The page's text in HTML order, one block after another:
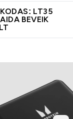
LT35
BEVEIK